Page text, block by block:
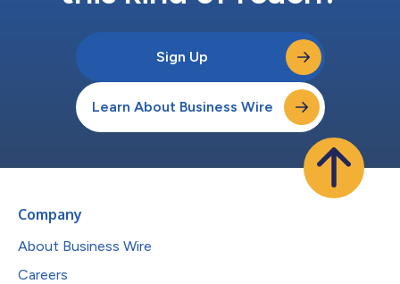
Sign Up
Learn About Business Wire
Company
About Business Wire
Careers